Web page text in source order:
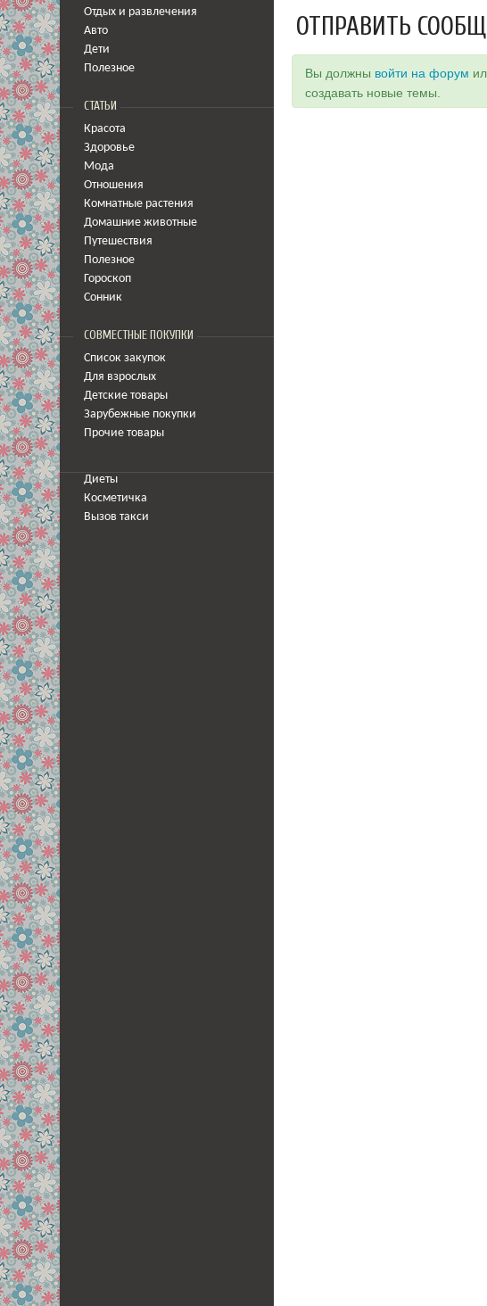
Отдых и развлечения
Авто
Дети
Полезное
СТАТЬИ
Красота
Здоровье
Мода
Отношения
Комнатные растения
Домашние животные
Путешествия
Полезное
Гороскоп
Сонник
СОВМЕСТНЫЕ ПОКУПКИ
Список закупок
Для взрослых
Детские товары
Зарубежные покупки
Прочие товары
Диеты
Косметичка
Вызов такси
ОТПРАВИТЬ
Вы должны войти на форум
создавать новые темы.